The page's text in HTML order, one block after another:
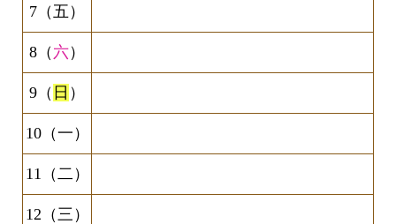
7（五）
8（ 六）
9（ 日 ）
10（一）
11（二）
12（三）